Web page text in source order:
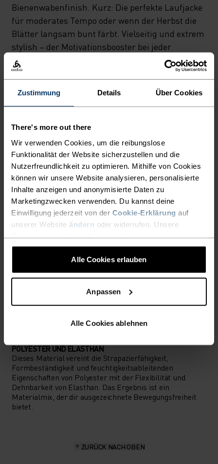
Zustimmung Details Über Cookies
There's more out there
Wir verwenden Cookies, um die reibungslose
Funktionalität der Website sicherzustellen und die
Nutzerfreundlichkeit zu optimieren. Mithilfe von Cookies
können wir unsere Website analysieren, personalisierte
Inhalte anzeigen und anonymisierte Daten zu
Marketingzwecken verwenden. Du kannst deine
Einwilligung jederzeit von der Cookie-Erklärung auf
unserer Website ändern oder widerrufen. Unsere
Alle Cookies erlauben
Anpassen
Alle Cookies ablehnen
Bienenwabenfinish. Kurz: Die perfekte Laufjacke
für moderates Tempo oder wenn der Herbst die
Blätter langsam bunt färbt. Vielseitig und extrem
stylish – der Motivationsbooster bei jeder
Witterung.
WO FORM AUF FUNKTION
TRIFFT
Unsere Trainingskollektion unterstützt dich bei
jedem Workout.
AKTIVITÄTSNIVEAU
NIEDRIG MODERAT HOCH
AKTIVITÄTSART
ALLES HOCHINTENSIVE AKTIVITÄTEN
POLYESTER UND ELASTHAN
Dieses Material vereint die Strapazierfähigkeit,
Formbeständigkeit und feuchtigkeitsableitenden
Eigenschaften von Polyester mit der Flexibilität und
Dehnbarkeit von Elasthan. Das Ergebnis ist ein
Materialmix, der dir ausgezeichnete Bewegungsfreiheit
bietet.
ZURÜCK NACH OBEN